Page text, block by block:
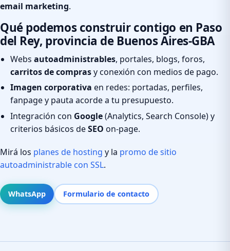
email marketing.
Qué podemos construir contigo en Paso
del Rey, provincia de Buenos Aires-GBA
Webs autoadministrables, portales, blogs, foros,
carritos de comprasy conexión con medios de pago.
Imagen corporativa en redes: portadas, perfiles,
fanpage y pauta acorde a tu presupuesto.
Integración con Google(Analytics, Search Console) y
criterios básicos deSEO on-page.
Mirá los planes de hosting y la promo de sitio
autoadministrable con SSL.
WhatsApp Formulario de contacto